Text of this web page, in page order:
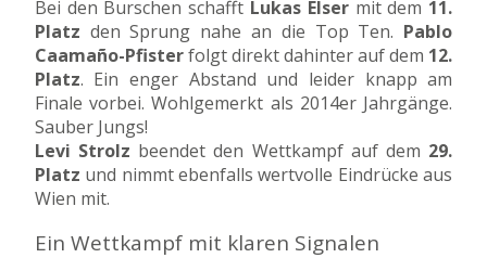
Bei den Burschen schafft Lukas Elsermit dem 11.
Platz den Sprung nahe an die Top Ten. Pablo
Caamaño-Pfisterfolgt direkt dahinter auf dem 12.
Platz. Ein enger Abstand und leider knapp am
Finale vorbei. Wohlgemerkt als 2014er Jahrgänge.
Sauber Jungs!
Levi Strolz beendet den Wettkampf auf dem 29.
Platz und nimmt ebenfalls wertvolle Eindrücke aus
Wien mit.
Ein Wettkampf mit klaren Signalen